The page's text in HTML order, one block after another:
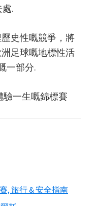
.
史性嘅競爭，將
足球嘅地標性活
一部分.
驗一生嘅錦標賽
, 旅行 & 安全指南